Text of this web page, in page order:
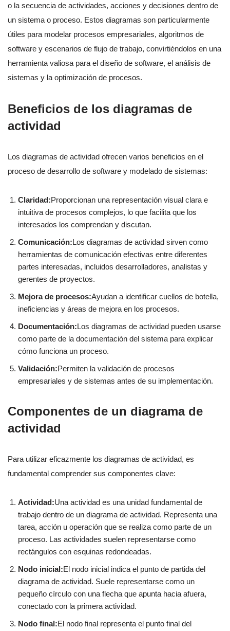
o la secuencia de actividades, acciones y decisiones dentro de
un sistema o proceso. Estos diagramas son particularmente
útiles para modelar procesos empresariales, algoritmos de
software y escenarios de flujo de trabajo, convirtiéndolos en una
herramienta valiosa para el diseño de software, el análisis de
sistemas y la optimización de procesos.
Beneficios de los diagramas de
actividad
Los diagramas de actividad ofrecen varios beneficios en el
proceso de desarrollo de software y modelado de sistemas:
Claridad:Proporcionan una representación visual clara e
intuitiva de procesos complejos, lo que facilita que los
interesados los comprendan y discutan.
Comunicación:Los diagramas de actividad sirven como
herramientas de comunicación efectivas entre diferentes
partes interesadas, incluidos desarrolladores, analistas y
gerentes de proyectos.
Mejora de procesos:Ayudan a identificar cuellos de botella,
ineficiencias y áreas de mejora en los procesos.
Documentación:Los diagramas de actividad pueden usarse
como parte de la documentación del sistema para explicar
cómo funciona un proceso.
Validación:Permiten la validación de procesos
empresariales y de sistemas antes de su implementación.
Componentes de un diagrama de
actividad
Para utilizar eficazmente los diagramas de actividad, es
fundamental comprender sus componentes clave:
Actividad:Una actividad es una unidad fundamental de
trabajo dentro de un diagrama de actividad. Representa una
tarea, acción u operación que se realiza como parte de un
proceso. Las actividades suelen representarse como
rectángulos con esquinas redondeadas.
Nodo inicial:El nodo inicial indica el punto de partida del
diagrama de actividad. Suele representarse como un
pequeño círculo con una flecha que apunta hacia afuera,
conectado con la primera actividad.
Nodo final:El nodo final representa el punto final del